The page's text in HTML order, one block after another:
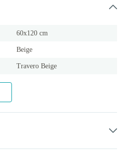
60x120 cm
Beige
Travero Beige